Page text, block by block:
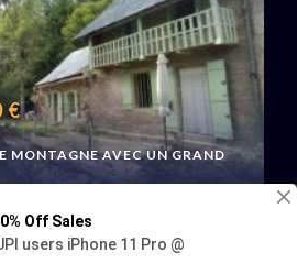
€
MONTAGNE AVEC UN GRAND